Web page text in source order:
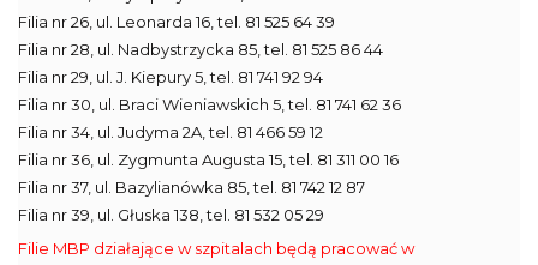
Filia nr 26, ul. Leonarda 16, tel. 81 525 64 39
Filia nr 28, ul. Nadbystrzycka 85, tel. 81 525 86 44
Filia nr 29, ul. J. Kiepury 5, tel. 81 741 92 94
Filia nr 30, ul. Braci Wieniawskich 5, tel. 81 741 62 36
Filia nr 34, ul. Judyma 2A, tel. 81 466 59 12
Filia nr 36, ul. Zygmunta Augusta 15, tel. 81 311 00 16
Filia nr 37, ul. Bazylianówka 85, tel. 81 742 12 87
Filia nr 39, ul. Głuska 138, tel. 81 532 05 29
Filie MBP działające w szpitalach będą pracować w